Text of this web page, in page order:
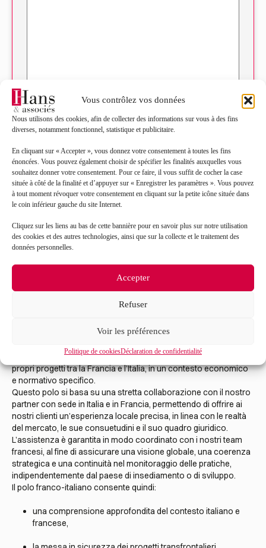
Vous contrôlez vos données
Nous utilisons des cookies, afin de collecter des informations sur vous à des fins
diverses, notamment fonctionnel, statistique et publicitaire.
En cliquant sur « Accepter », vous donnez votre consentement à toutes les fins
énoncées. Vous pouvez également choisir de spécifier les finalités auxquelles vous
souhaitez donner votre consentement. Pour ce faire, il vous suffit de cocher la case
située à côté de la finalité et d’appuyer sur « Enregistrer les paramètres ». Vous pouvez
à tout moment révoquer votre consentement en cliquant sur la petite icône située dans
le coin inférieur gauche du site Internet.
Cliquez sur les liens au bas de cette bannière pour en savoir plus sur notre utilisation
des cookies et des autres technologies, ainsi que sur la collecte et le traitement des
données personnelles.
Accepter
Refuser
Voir les préférences
Politique de cookiesDéclaration de confidentialité
RGPD*
J’accepte que mes données soient traitées en
accord avec la politique de confidentialité du site*
d’utilisations’appliquent.
Il polo franco-italiano: il
supporto transfrontaliero
al centro degli scambi
che desiderano sviluppare, strutturare o mettere in sicurezza i
propri progetti tra la Francia e l’Italia, in un contesto economico
e normativo specifico.
Questo polo si basa su una stretta collaborazione con il nostro
partner con sede in Italia e in Francia, permettendo di offrire ai
nostri clienti un’esperienza locale precisa, in linea con le realtà
del mercato, le sue consuetudini e il suo quadro giuridico.
L’assistenza è garantita in modo coordinato con i nostri team
francesi, al fine di assicurare una visione globale, una coerenza
strategica e una continuità nel monitoraggio delle pratiche,
indipendentemente dal paese di insediamento o di sviluppo.
Il polo franco-italiano consente quindi:
una comprensione approfondita del contesto italiano e
francese,